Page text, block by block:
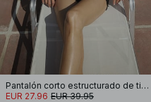
Pantalón corto estructurado de tiro medio
EUR 27.96 EUR 39.95